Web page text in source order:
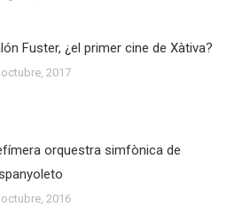
Fuster, ¿el primer cine de Xàtiva?
octubre, 2017
orquestra simfònica de
2016